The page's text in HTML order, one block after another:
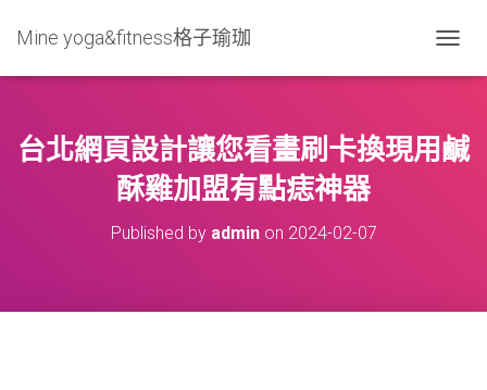
Mine yoga&fitness格子瑜珈
O
L
E
台北網頁設計讓您看畫刷卡換現用鹹
酥雞加盟有點痣神器
Published by adminon 2024-02-07